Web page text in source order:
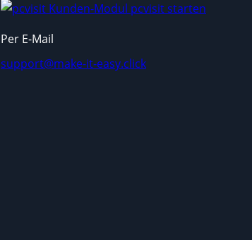
Per E-Mail
support@make-it-easy.click